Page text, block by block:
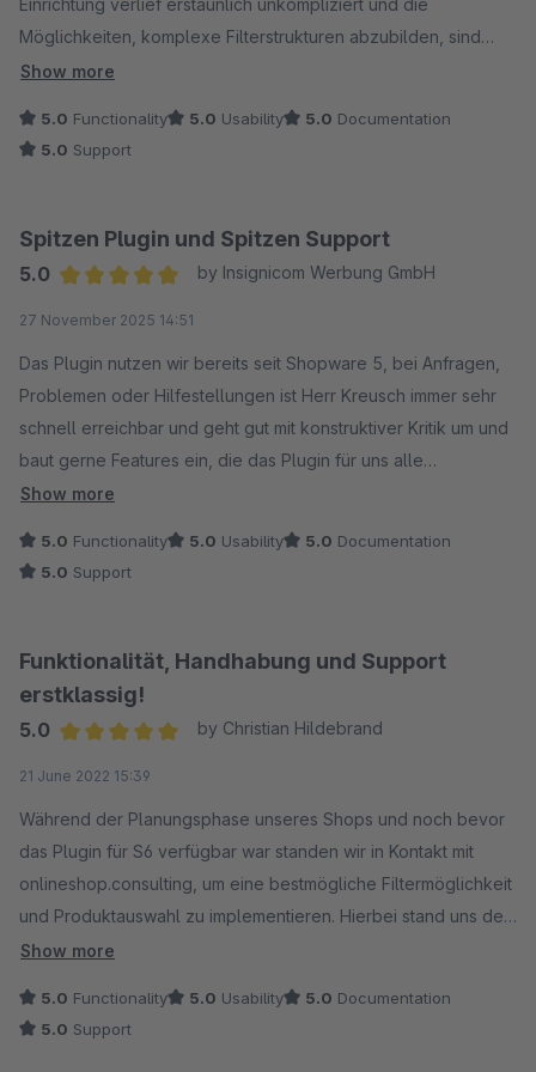
Einrichtung verlief erstaunlich unkompliziert und die
Möglichkeiten, komplexe Filterstrukturen abzubilden, sind
beeindruckend. Gerade für Ersatzteile und
Erleichterung – sowohl für uns als Shopbetreiber als auch für
unsere Kunden.
Fahrzeugfilter, Geräteauswahl oder andere Anwendungsfälle
– das Plugin lässt sich perfekt anpassen. Die Performance ist
Struktur) sind ein großer Pluspunkt.
Auch der Support ist schnell, kompetent und lösungsorientiert
– man merkt, dass hier echte Erfahrung dahinter steckt.
Fazit: Wer eine saubere, professionelle Lösung für
Kompatibilitätsfilter sucht, kommt an diesem Plugin nicht vorbei.
Klare Empfehlung!
Show more
5.0 Functionality 5.0 Usability 5.0 Documentation
5.0 Support
Spitzen Plugin und Spitzen Support
5.0
by Insignicom Werbung GmbH
27 November 2025 14:51
Das Plugin nutzen wir bereits seit Shopware 5, bei Anfragen,
Problemen oder Hilfestellungen ist Herr Kreusch immer sehr
schnell erreichbar und geht gut mit konstruktiver Kritik um und
baut gerne Features ein, die das Plugin für uns alle
verbessern. Die Funktionen sind super, es ist alles
Show more
5.0 Functionality 5.0 Usability 5.0 Documentation
5.0 Support
Funktionalität, Handhabung und Support
erstklassig!
5.0
by Christian Hildebrand
21 June 2022 15:39
Während der Planungsphase unseres Shops und noch bevor
das Plugin für S6 verfügbar war standen wir in Kontakt mit
onlineshop.consulting, um eine bestmögliche Filtermöglichkeit
und Produktauswahl zu implementieren. Hierbei stand uns der
Hersteller mit Rat und Tat zur Seite was unter anderem auch
Show more
5.0 Functionality 5.0 Usability 5.0 Documentation
5.0 Support